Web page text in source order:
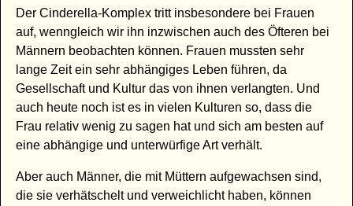
Der Cinderella-Komplex tritt insbesondere bei Frauen
auf, wenngleich wir ihn inzwischen auch des Öfteren bei
Männern beobachten können. Frauen mussten sehr
lange Zeit ein sehr abhängiges Leben führen, da
Gesellschaft und Kultur das von ihnen verlangten. Und
auch heute noch ist es in vielen Kulturen so, dass die
Frau relativ wenig zu sagen hat und sich am besten auf
eine abhängige und unterwürfige Art verhält.
Aber auch Männer, die mit Müttern aufgewachsen sind,
die sie verhätschelt und verweichlicht haben, können